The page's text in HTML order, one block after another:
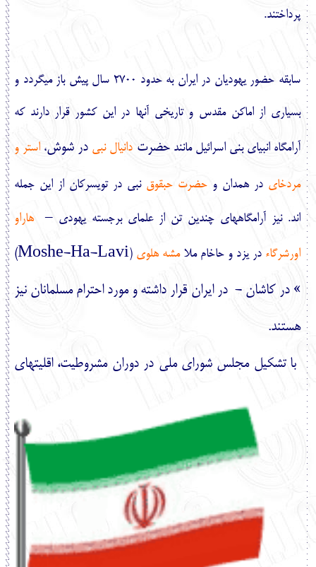
پرداختند.
سابقه حضور يهوديان در ايران به حدود 2700 سال پيش باز مي‏گردد و
بسياري از اماكن مقدس و تاريخي آنها در اين كشور قرار دارند كه
آرامگاه انبياي بني ‏اسرائيل مانندحضرت دانيال نبي در شوش، استر و
مردخاي در همدان و حضرت حبقوقنبي در تويسركان از اين جمله
‏اند. نيز آرامگاه‏هاي چندين تن از علماي برجسته يهودي – هاراو
اورشرگاء در يزد و حاخام ملامشه هلوي (
Moshe-Ha-Lavi
)
» در كاشان - در ايران قرار داشته و مورد احترام مسلمانان نيز
هستند.
با تشكيل مجلس شوراي ملي در دوران مشروطيت، اقليت‏هاي